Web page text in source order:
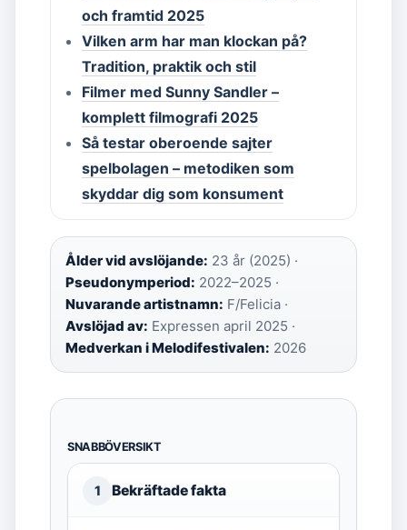
och framtid 2025
Vilken arm har man klockan på?
Tradition, praktik och stil
Filmer med Sunny Sandler –
komplett filmografi 2025
Så testar oberoende sajter
spelbolagen – metodiken som
skyddar dig som konsument
Ålder vid avslöjande: 23 år (2025) ·
Pseudonymperiod: 2022–2025 ·
Nuvarande artistnamn: F/Felicia ·
Avslöjad av: Expressen april 2025 ·
Medverkan i Melodifestivalen: 2026
SNABBÖVERSIKT
1 Bekräftade fakta